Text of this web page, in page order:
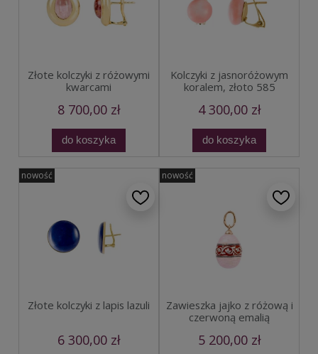
Złote kolczyki z różowymi
kwarcami
8 700,00 zł
do koszyka
Kolczyki z jasnoróżowym
koralem, złoto 585
4 300,00 zł
do koszyka
Złote kolczyki z lapis lazuli
6 300,00 zł
nowość
Zawieszka jajko z różową i
czerwoną emalią
5 200,00 zł
nowość